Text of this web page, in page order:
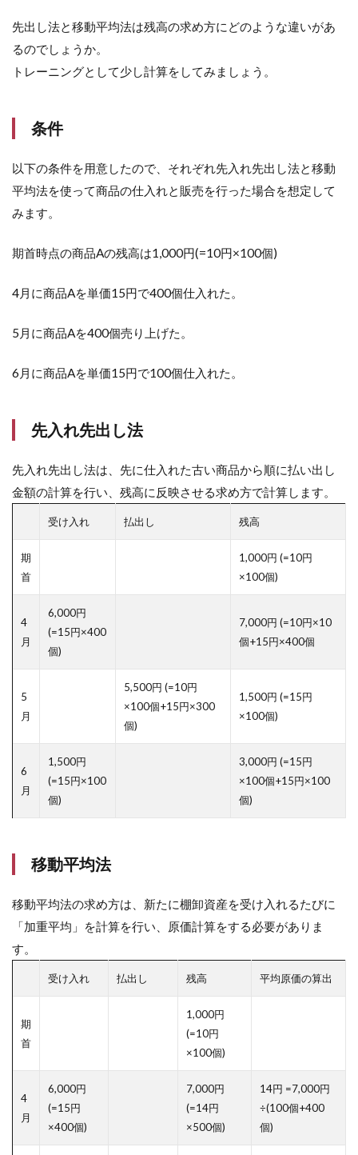
先出し法と移動平均法は残高の求め方にどのような違いがあ
るのでしょうか。
トレーニングとして少し計算をしてみましょう。
条件
以下の条件を用意したので、それぞれ先入れ先出し法と移動
平均法を使って商品の仕入れと販売を行った場合を想定して
みます。
期首時点の商品Aの残高は1,000円(=10円×100個)
4月に商品Aを単価15円で400個仕入れた。
5月に商品Aを400個売り上げた。
6月に商品Aを単価15円で100個仕入れた。
先入れ先出し法
先入れ先出し法は、先に仕入れた古い商品から順に払い出し
金額の計算を行い、残高に反映させる求め方で計算します。
受け入れ 払出し 残高
期
首
1,000円 (=10円
×100個)
4
月
6,000円
(=15円×400
個)
7,000円 (=10円×10
個+15円×400個
5
月
5,500円 (=10円
×100個+15円×300
個)
1,500円 (=15円
×100個)
6
月
1,500円
(=15円×100
個)
3,000円 (=15円
×100個+15円×100
個)
移動平均法
移動平均法の求め方は、新たに棚卸資産を受け入れるたびに
「加重平均」を計算を行い、原価計算をする必要がありま
す。
受け入れ 払出し 残高 平均原価の算出
期
首
1,000円
(=10円
×100個)
4
月
6,000円
(=15円
×400個)
7,000円
(=14円
×500個)
14円 =7,000円
÷(100個+400
個)